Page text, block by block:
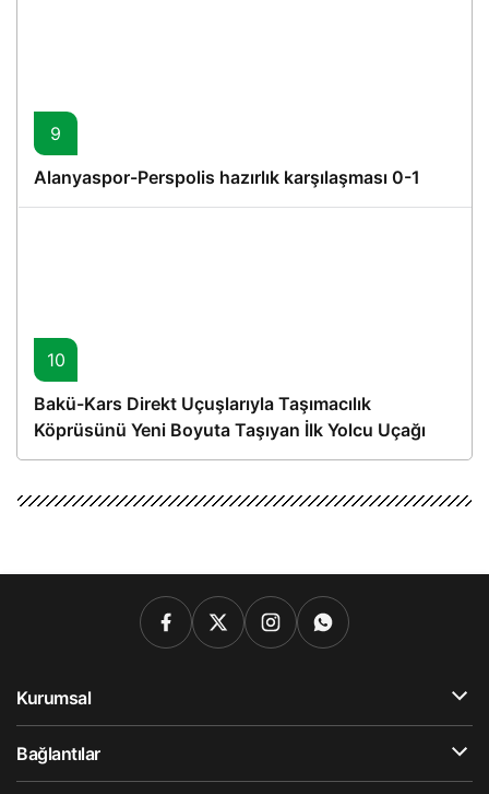
9
Alanyaspor-Perspolis hazırlık karşılaşması 0-1
10
Bakü-Kars Direkt Uçuşlarıyla Taşımacılık
Köprüsünü Yeni Boyuta Taşıyan İlk Yolcu Uçağı
Hareket Etti
Kurumsal
Bağlantılar